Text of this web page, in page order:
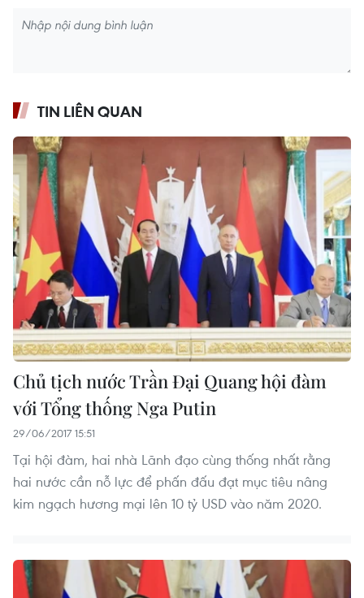
TIN LIÊN QUAN
Chủ tịch nước Trần Đại Quang hội đàm
với Tổng thống Nga Putin
29/06/2017 15:51
Tại hội đàm, hai nhà Lãnh đạo cùng thống nhất rằng
hai nước cần nỗ lực để phấn đấu đạt mục tiêu nâng
kim ngạch hương mại lên 10 tỷ USD vào năm 2020.